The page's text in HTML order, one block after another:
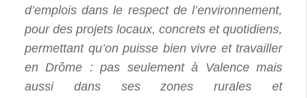
d’emplois dans le respect de l’environnement,
pour des projets locaux, concrets et quotidiens,
permettant qu’on puisse bien vivre et travailler
en Drôme : pas seulement à Valence mais
aussi dans ses zones rurales et